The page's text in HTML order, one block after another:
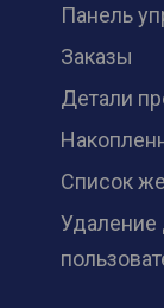
Панель
Заказы
Детали
Список
Удаление